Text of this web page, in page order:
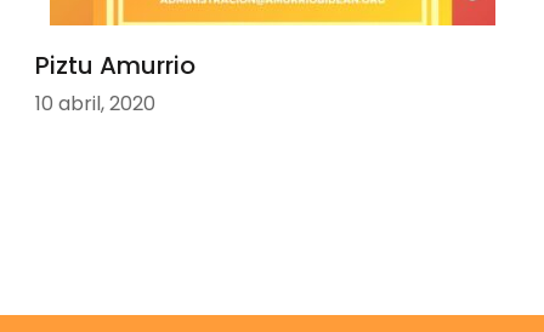
Piztu Amurrio
10 abril, 2020